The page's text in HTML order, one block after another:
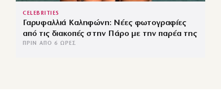
CELEBRITIES
Γαρυφαλλιά Καληφώνη: Νέες φωτογραφίες
από τις διακοπές στην Πάρο με την παρέα της
ΠΡΙΝ ΑΠΌ 6 ΏΡΕΣ